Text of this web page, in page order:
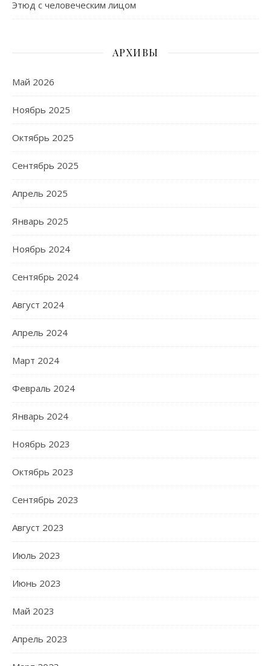
Этюд с человеческим лицом
АРХИВЫ
Май 2026
Ноябрь 2025
Октябрь 2025
Сентябрь 2025
Апрель 2025
Январь 2025
Ноябрь 2024
Сентябрь 2024
Август 2024
Апрель 2024
Март 2024
Февраль 2024
Январь 2024
Ноябрь 2023
Октябрь 2023
Сентябрь 2023
Август 2023
Июль 2023
Июнь 2023
Май 2023
Апрель 2023